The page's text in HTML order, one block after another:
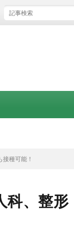
！
種可能！
科、整形